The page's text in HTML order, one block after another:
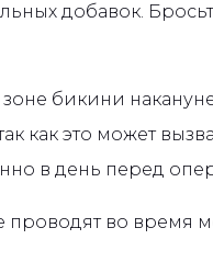
добавок.
зоне бикини
как это может
в день перед
во время